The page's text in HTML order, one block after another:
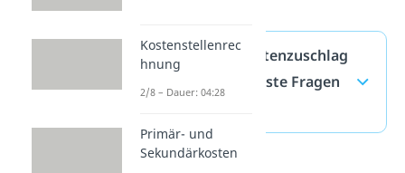
Handlungskostenzuschlag
ssatz — häufigste Fragen
Kostenstellenrec
hnung
2/8 – Dauer: 04:28
Primär- und
Sekundärkosten